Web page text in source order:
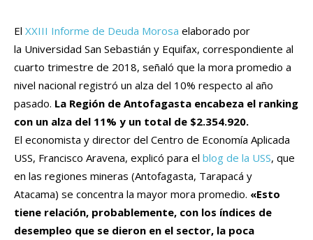
El XXIII Informe de Deuda Morosa elaborado por
la Universidad San Sebastián y Equifax, correspondiente al
cuarto trimestre de 2018, señaló que la mora promedio a
nivel nacional registró un alza del 10% respecto al año
pasado. La Región de Antofagasta encabeza el ranking
con un alza del 11% y un total de $2.354.920.
El economista y director del Centro de Economía Aplicada
USS, Francisco Aravena, explicó para el blog de la USS, que
en las regiones mineras (Antofagasta, Tarapacá y
Atacama) se concentra la mayor mora promedio. «Esto
tiene relación, probablemente, con los índices de
desempleo que se dieron en el sector, la poca